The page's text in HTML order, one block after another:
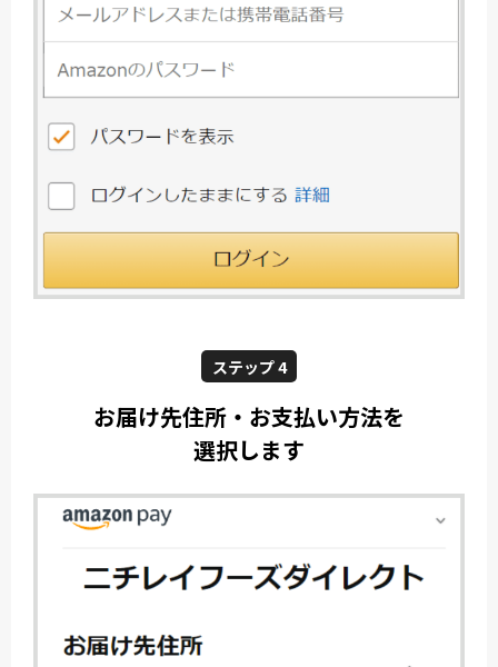
ステップ 4
お届け先住所・お支払い方法を
選択します